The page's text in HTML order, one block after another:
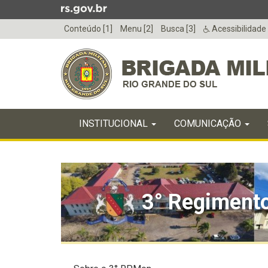
para
menu
Conteúdo [1] Menu [2] Busca [3] Acessibilidade
do
menu
INICIAL
INSTITUCIONAL COMUNICAÇÃO
3°